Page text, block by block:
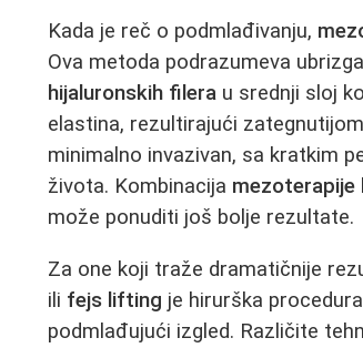
Kada je reč o podmlađivanju,
Ova metoda podrazumeva
hijaluronskih filera u srednji sloj
elastina, rezultirajući
minimalno invazivan, sa kratkim
života. Kombinacija mezoterapije
može ponuditi još bolje rezultate.
Za one koji traže dramatičnije
ili fejs lifting je hirurška
podmlađujući izgled. Različite